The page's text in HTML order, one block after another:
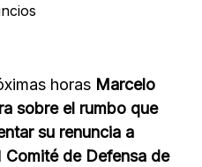
horas Marcelo
sobre el rumbo que
su renuncia a
Comité de Defensa de